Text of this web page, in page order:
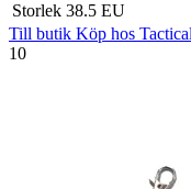
Storlek 38.5 EU
Till butik Köp hos
10